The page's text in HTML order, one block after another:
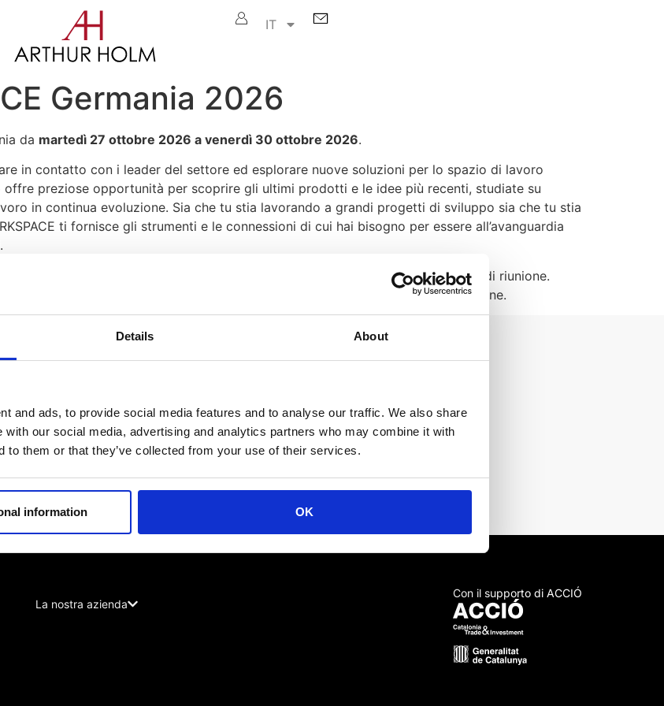
Details About
and ads, to provide social media features and to analyse our traffic. We also share
with our social media, advertising and analytics partners who may combine it with
to them or that they’ve collected from your use of their services.
information OK
IT
Germania 2026
da martedì 27 ottobre 2026 a venerdì 30 ottobre 2026.
in contatto con i leader del settore ed esplorare nuove soluzioni per lo spazio di lavoro
preziose opportunità per scoprire gli ultimi prodotti e le idee più recenti, studiate su
in continua evoluzione. Sia che tu stia lavorando a grandi progetti di sviluppo sia che tu stia
ti fornisce gli strumenti e le connessioni di cui hai bisogno per essere all’avanguardia
e sperimenta in prima persona come stiamo ridefinendo il moderno ambiente di riunione.
sala riunioni in un centro dinamico di produttività, creatività e collaborazione.
UNIRSI ALLA FAMIGLIA AH
esclusivi, approfondimenti sull'innovazione e molto altro ancora.
La nostra azienda
Con il supporto di ACCIÓ